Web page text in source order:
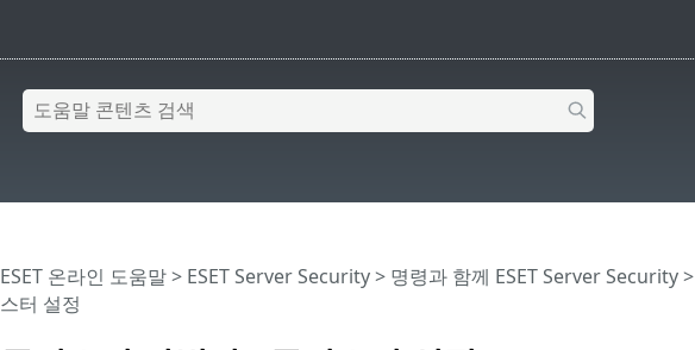
ESET 온라인 도움말> ESET Server Security> 명령과 함께 ESET Server Security>
스터 설정